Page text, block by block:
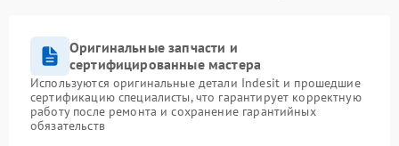
Оригинальные запчасти и
сертифицированные мастера
Используются оригинальные детали Indesit и прошедшие
сертификацию специалисты, что гарантирует корректную
работу после ремонта и сохранение гарантийных
обязательств